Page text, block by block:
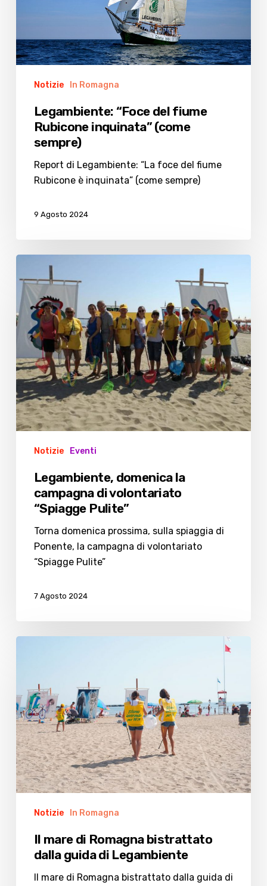
Notizie In Romagna
Legambiente: “Foce del fiume
Rubicone inquinata” (come
sempre)
Report di Legambiente: “La foce del fiume
Rubicone è inquinata” (come sempre)
9 Agosto 2024
domenica
la
campagna
di
volontariato
“Spiagge
Pulite”
Notizie Eventi
Legambiente, domenica la
campagna di volontariato
“Spiagge Pulite”
Torna domenica prossima, sulla spiaggia di
Ponente, la campagna di volontariato
“Spiagge Pulite”
7 Agosto 2024
Romagna
bistrattato
dalla
guida
di
Legambiente
Notizie In Romagna
Il mare di Romagna bistrattato
dalla guida di Legambiente
Il mare di Romagna bistrattato dalla guida di